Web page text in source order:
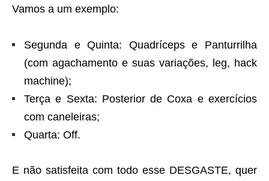
Vamos a um exemplo:
Segunda e Quinta: Quadríceps e Panturrilha
(com agachamento e suas variações, leg, hack
machine);
Terça e Sexta: Posterior de Coxa e exercícios
com caneleiras;
Quarta: Off.
E não satisfeita com todo esse DESGASTE, quer